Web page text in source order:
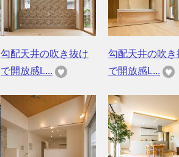
勾配天井の吹き抜け
で開放感L...
勾配天井の吹き
で開放感L...